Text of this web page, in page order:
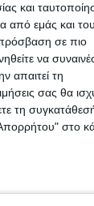
και
από εμάς και
σε πιο
να
απαιτεί τη
σας θα
τη
στο